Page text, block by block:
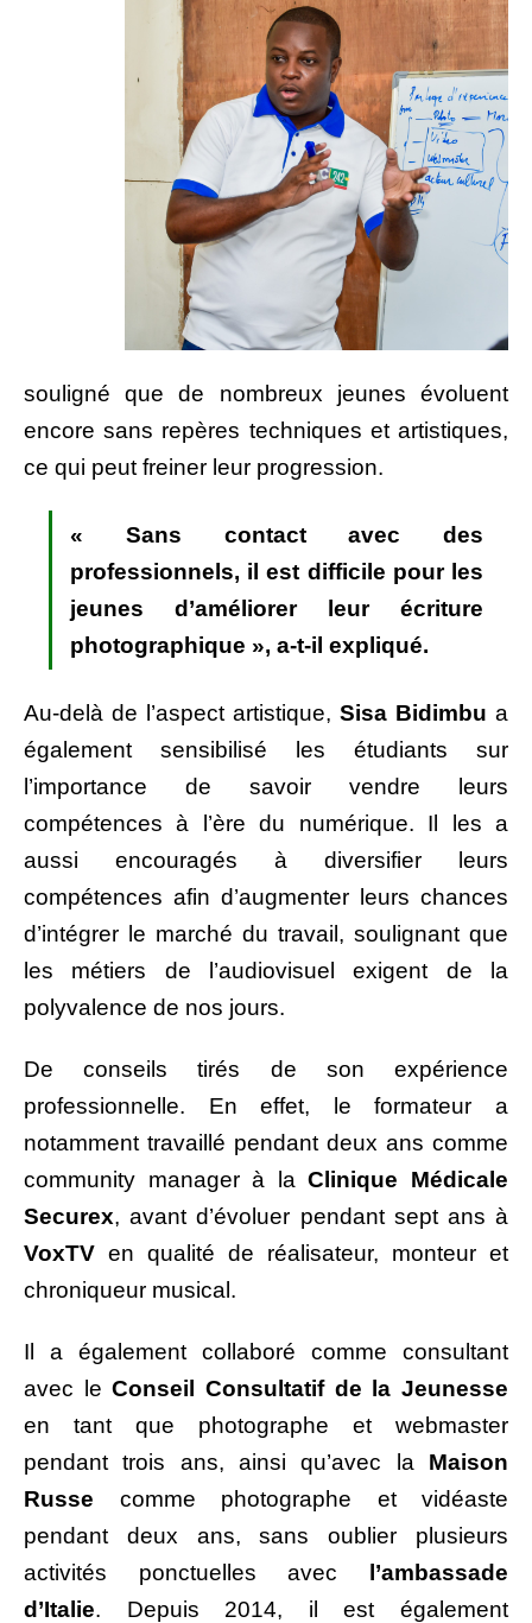
souligné que de nombreux jeunes évoluent
encore sans repères techniques et artistiques,
ce qui peut freiner leur progression.
« Sans contact avec des
professionnels, il est difficile pour les
jeunes d’améliorer leur écriture
photographique », a-t-il expliqué.
Au-delà de l’aspect artistique, Sisa Bidimbu a
également sensibilisé les étudiants sur
l’importance de savoir vendre leurs
compétences à l’ère du numérique. Il les a
aussi encouragés à diversifier leurs
compétences afin d’augmenter leurs chances
d’intégrer le marché du travail, soulignant que
les métiers de l’audiovisuel exigent de la
polyvalence de nos jours.
De conseils tirés de son expérience
professionnelle. En effet, le formateur a
notamment travaillé pendant deux ans comme
community manager à laClinique Médicale
Securex, avant d’évoluer pendant sept ans à
VoxTV en qualité de réalisateur, monteur et
chroniqueur musical.
Il a également collaboré comme consultant
avec leConseil Consultatif de la Jeunesse
en tant que photographe et webmaster
pendant trois ans, ainsi qu’avec la Maison
Russe comme photographe et vidéaste
pendant deux ans, sans oublier plusieurs
activités ponctuelles avec l’ambassade
d’Italie. Depuis 2014, il est également